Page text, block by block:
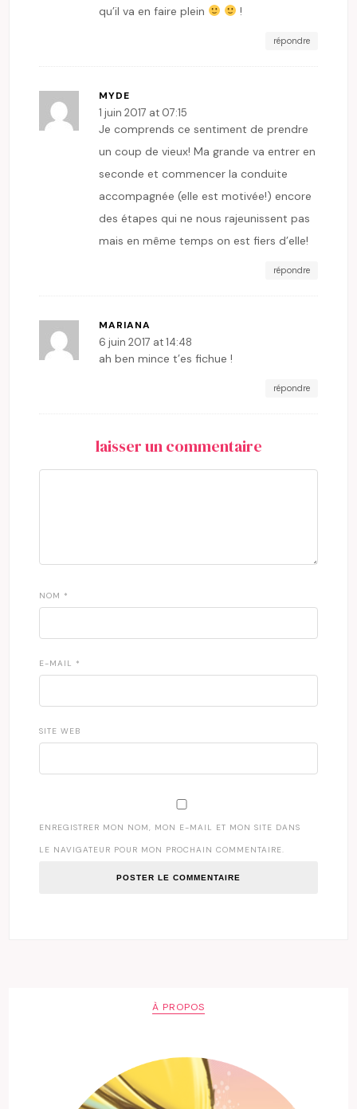
qu’il va en faire plein !
répondre
MYDE
1 juin 2017 at 07:15
Je comprends ce sentiment de prendre
un coup de vieux! Ma grande va entrer en
seconde et commencer la conduite
accompagnée (elle est motivée!) encore
des étapes qui ne nous rajeunissent pas
mais en même temps on est fiers d’elle!
répondre
MARIANA
6 juin 2017 at 14:48
ah ben mince t’es fichue !
répondre
laisser un commentaire
NOM *
E-MAIL *
SITE WEB
ENREGISTRER MON NOM, MON E-MAIL ET MON SITE DANS
LE NAVIGATEUR POUR MON PROCHAIN COMMENTAIRE.
À PROPOS